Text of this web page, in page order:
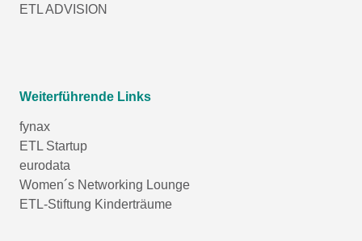
ETL ADVISION
Weiterführende Links
fynax
ETL Startup
eurodata
Women´s Networking Lounge
ETL-Stiftung Kinderträume